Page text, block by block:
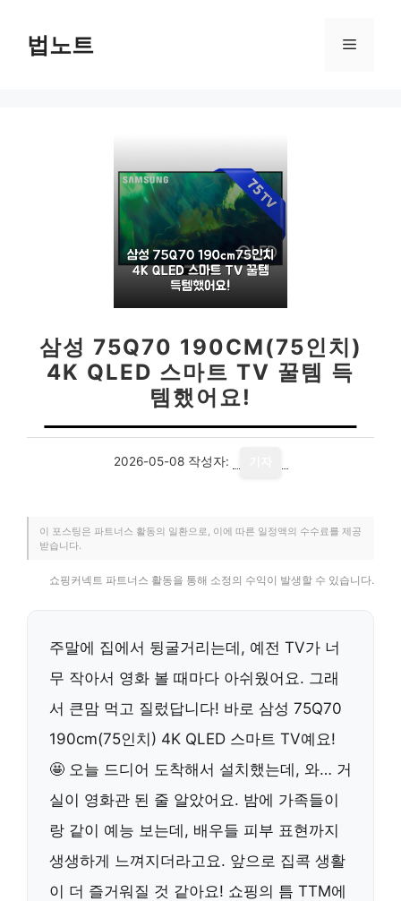
법노트 메
삼성 75Q70 190CM(75인치)
4K QLED 스마트 TV 꿀템 득
템했어요!
2026-05-08 작성자:
이 포스팅은 파트너스 활동의 일환으로, 이에 따른 일정액의 수수료를 제공
받습니다.
쇼핑커넥트 파트너스 활동을 통해 소정의 수익이 발생할 수 있습니다.
주말에 집에서 뒹굴거리는데, 예전 TV가 너
무 작아서 영화 볼 때마다 아쉬웠어요. 그래
서 큰맘 먹고 질렀답니다! 바로 삼성 75Q70
190cm(75인치) 4K QLED 스마트 TV예요!
🤩 오늘 드디어 도착해서 설치했는데, 와… 거
실이 영화관 된 줄 알았어요. 밤에 가족들이
랑 같이 예능 보는데, 배우들 피부 표현까지
생생하게 느껴지더라고요. 앞으로 집콕 생활
이 더 즐거워질 것 같아요! 쇼핑의 틈 TTM에